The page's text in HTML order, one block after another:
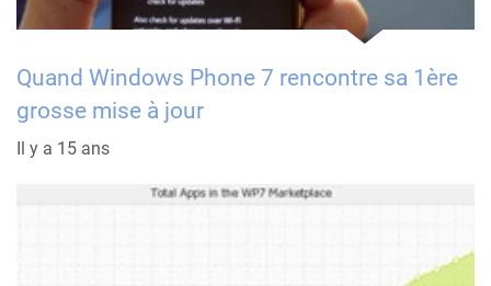
Quand Windows Phone 7 rencontre sa 1ère
grosse mise à jour
Il y a 15 ans